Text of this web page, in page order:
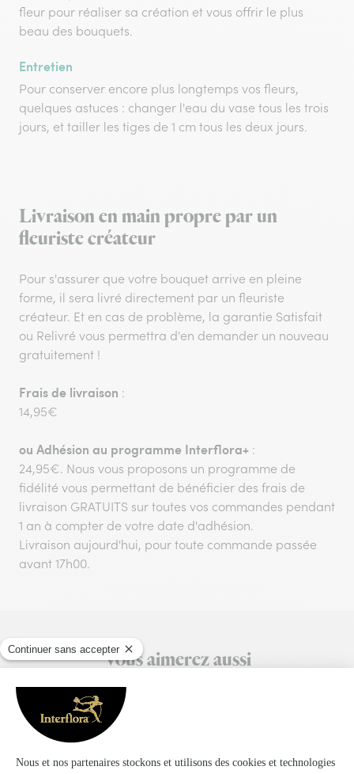
fleur pour réaliser sa création et vous offrir le plus
beau des bouquets.
Entretien
Pour conserver encore plus longtemps vos fleurs,
quelques astuces : changer l'eau du vase tous les trois
jours, et tailler les tiges de 1 cm tous les deux jours.
Livraison en main propre par un
fleuriste créateur
Pour s'assurer que votre bouquet arrive en pleine
forme, il sera livré directement par un fleuriste
créateur. Et en cas de problème, la garantie Satisfait
ou Relivré vous permettra d'en demander un nouveau
gratuitement !
Frais de livraison :
14,95€
ou Adhésion au programme Interflora+ :
24,95€. Nous vous proposons un programme de
fidélité vous permettant de bénéficier des frais de
livraison GRATUITS sur toutes vos commandes pendant
1 an à compter de votre date d'adhésion.
Livraison aujourd'hui, pour toute commande passée
avant 17h00.
Vous aimerez aussi
Encore plus d'idées pour faire plaisir